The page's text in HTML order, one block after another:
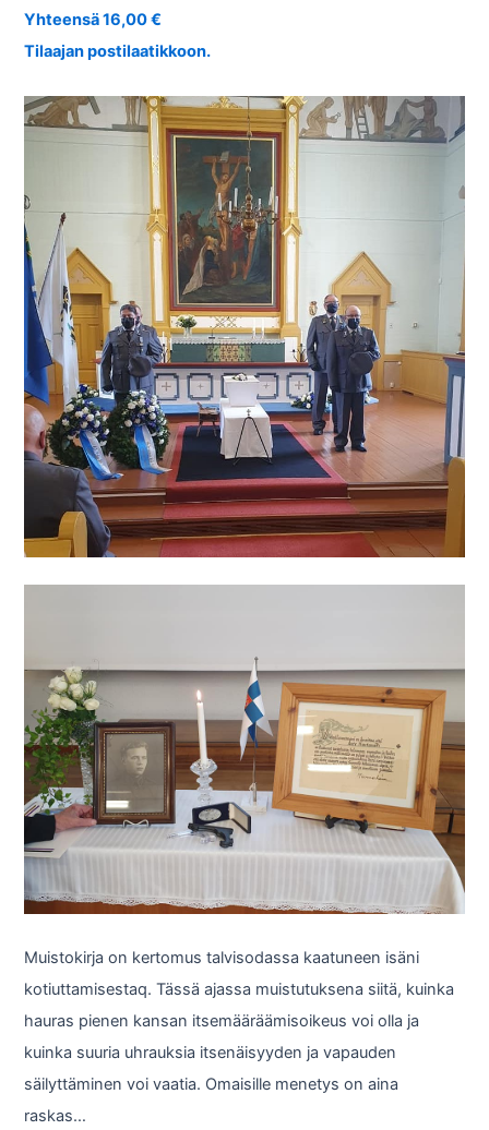
Yhteensä 16,00 €
Tilaajan postilaatikkoon.
Muistokirja on kertomus talvisodassa kaatuneen isäni
kotiuttamisestaq. Tässä ajassa muistutuksena siitä, kuinka
hauras pienen kansan itsemääräämisoikeus voi olla ja
kuinka suuria uhrauksia itsenäisyyden ja vapauden
säilyttäminen voi vaatia. Omaisille menetys on aina
raskas…